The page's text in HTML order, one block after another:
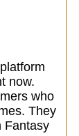
now.
who
They
Fantasy